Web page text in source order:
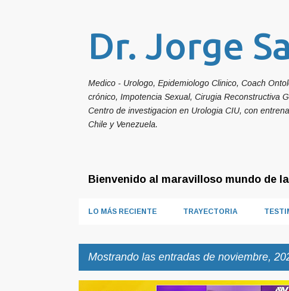
Dr. Jorge
Medico - Urologo, Epidemiologo Clinico, Coach
crónico, Impotencia Sexual, Cirugia Reconstructiva
Centro de investigacion en Urologia CIU, con
Chile y Venezuela.
Bienvenido al maravilloso mundo de
LO MÁS RECIENTE TRAYECTORIA
Mostrando las entradas de noviembre,